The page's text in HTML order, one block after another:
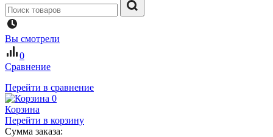
Вы смотрели
0
Сравнение
Перейти в сравнение
0
Корзина
Перейти в корзину
Сумма заказа: